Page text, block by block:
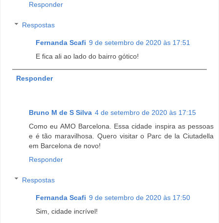
Responder
Respostas
Fernanda Scafi 9 de setembro de 2020 às 17:51
E fica ali ao lado do bairro gótico!
Responder
Bruno M de S Silva 4 de setembro de 2020 às 17:15
Como eu AMO Barcelona. Essa cidade inspira as pessoas
e é tão maravilhosa. Quero visitar o Parc de la Ciutadella
em Barcelona de novo!
Responder
Respostas
Fernanda Scafi 9 de setembro de 2020 às 17:50
Sim, cidade incrível!